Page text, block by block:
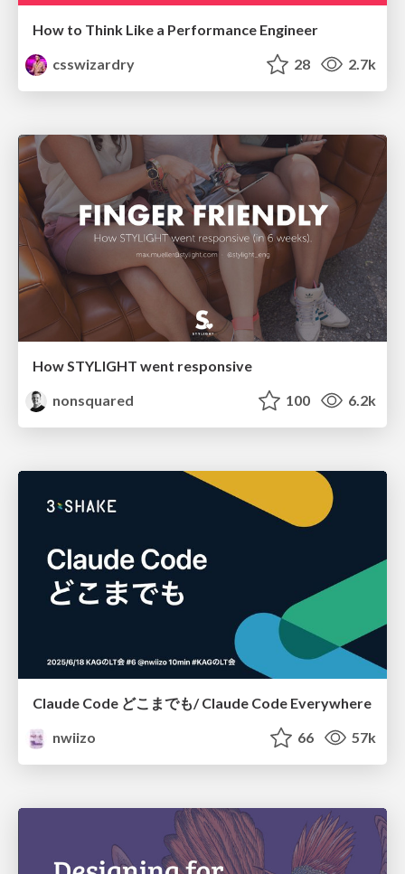
How to Think Like a Performance Engineer
csswizardry
28 2.7k
How STYLIGHT went responsive
nonsquared
100 6.2k
Claude Code どこまでも/ Claude Code Everywhere
nwiizo
66 57k